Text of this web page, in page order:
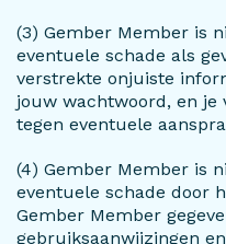
(3) Gember Member is
eventuele schade als
verstrekte onjuiste
jouw wachtwoord, en
tegen eventuele
(4) Gember Member is
eventuele schade door
Gember Member
gebruiksaanwijzingen